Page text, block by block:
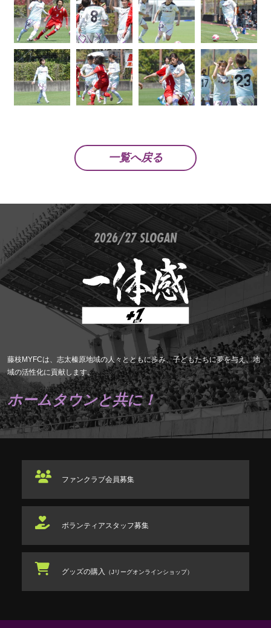
一覧へ戻る
2026/27 SLOGAN
藤枝MYFCは、志太榛原地域の人々とともに歩み、子どもたちに夢を与え、地
域の活性化に貢献します。
ホームタウンと共に！
ファンクラブ会員募集
ボランティアスタッフ募集
グッズの購入 （Jリーグオンラインショップ）